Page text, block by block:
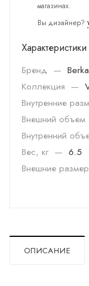
магазинах.
Вы дизайнер?
Характеристики
Бренд —
Коллекция —
Внутренние
Внешний объем
Внутренний
Вес, кг — 6.5
Внешние
ОПИСАНИЕ